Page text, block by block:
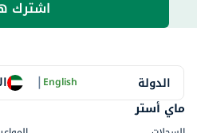
اشترك
الدولة |English
ماي أستر